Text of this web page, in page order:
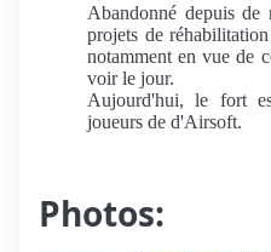
Abandonné depuis de
projets de
notamment en vue de
voir le jour.
Aujourd'hui, le fort
joueurs de d'Airsoft.
Photos: